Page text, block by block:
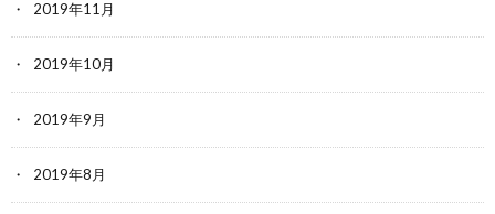
2019年11月
2019年10月
2019年9月
2019年8月